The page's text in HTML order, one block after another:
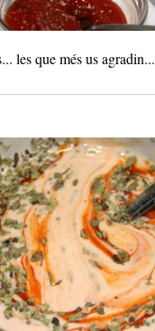
les que més us agradin...